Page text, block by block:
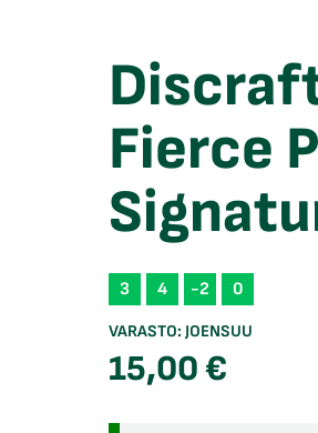
Fierce
3 4 -2 0
VARASTO: JOENSUU
15,00€